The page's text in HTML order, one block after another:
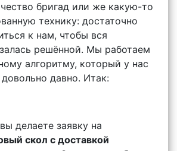
бригад или же какую-то
технику: достаточно
к нам, чтобы вся
решённой. Мы работаем
алгоритму, который у нас
давно. Итак:
делаете заявку на
скол с доставкой